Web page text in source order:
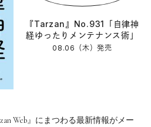
『Tarzan』No.931「自律神
経ゆったりメンテナンス術」
08.06（木）発売
Web』にまつわる最新情報がメー